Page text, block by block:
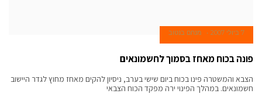
7 ביולי 2007 מנחם בנטוב
פונה בכוח מאחז בסמוך לחשמונאים
הצבא והמשטרה פינו בכוח ביום שישי בערב, ניסיון להקים מאחז מחוץ לגדר היישוב
חשמונאים. במהלך הפינוי ירה מפקד הכוח הצבאי